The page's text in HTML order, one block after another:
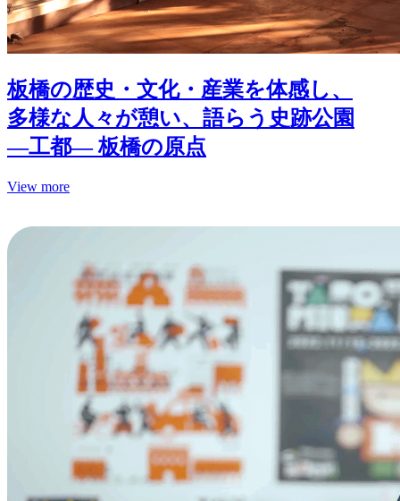
板橋の歴史・文化・産業を体感し、
多様な人々が憩い、語らう史跡公園
—工都— 板橋の原点
View more